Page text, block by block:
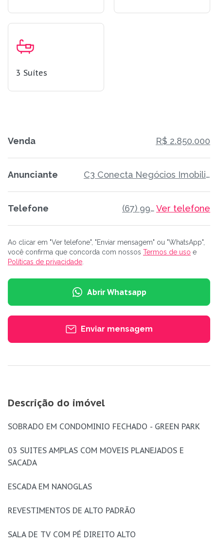
3 Suítes
Venda R$ 2.850.000
Anunciante C3 Conecta Negócios Imobiliários
Telefone (67) 99659-7444Ver telefone
Ao clicar em "Ver telefone", "Enviar mensagem" ou "WhatsApp",
você confirma que concorda com nossos Termos de uso e
Políticas de privacidade
Abrir Whatsapp
Enviar mensagem
Descrição do imóvel
SOBRADO EM CONDOMINIO FECHADO - GREEN PARK
03 SUITES AMPLAS COM MOVEIS PLANEJADOS E
SACADA
ESCADA EM NANOGLAS
REVESTIMENTOS DE ALTO PADRÃO
SALA DE TV COM PÉ DIREITO ALTO